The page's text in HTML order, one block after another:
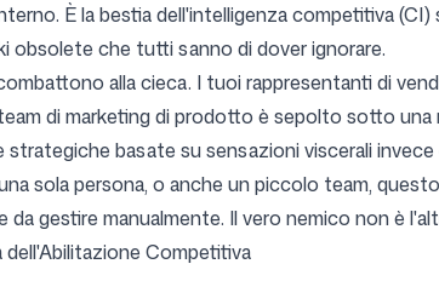
È la bestia dell'intelligenza competitiva (CI)
obsolete che tutti sanno di dover ignorare.
alla cieca. I tuoi rappresentanti di
di marketing di prodotto è sepolto sotto
basate su sensazioni viscerali
sola persona, o anche un piccolo team,
gestire manualmente. Il vero nemico non è
Competitiva